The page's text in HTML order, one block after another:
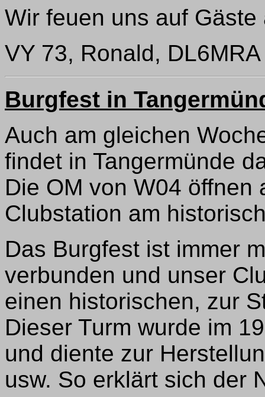
Wir feuen uns auf
VY 73, Ronald, DL6MRA
Burgfest in
Auch am gleichen
findet in Tangermünde
Die OM von W04 öffnen
Clubstation am
Das Burgfest ist immer
verbunden und unser
einen historischen, zur
Dieser Turm wurde im
und diente zur
usw. So erklärt sich der